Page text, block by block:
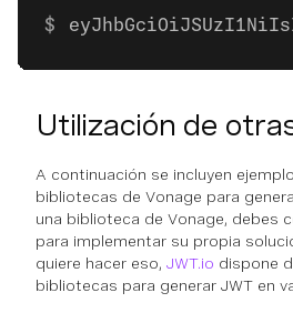
Utilización de
A continuación se incluyen
bibliotecas de Vonage para
una biblioteca de Vonage, debes
para implementar su propia
quiere hacer eso, JWT.io dispone
bibliotecas para generar JWT en